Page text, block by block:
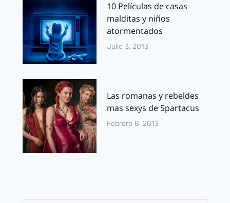
10 Películas de casas
malditas y niños
atormentados
Julio 3, 2013
Las romanas y rebeldes
mas sexys de Spartacus
Febrero 8, 2013